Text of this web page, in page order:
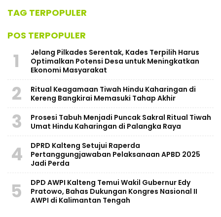
TAG TERPOPULER
POS TERPOPULER
1
Jelang Pilkades Serentak, Kades Terpilih Harus
Optimalkan Potensi Desa untuk Meningkatkan
Ekonomi Masyarakat
2
Ritual Keagamaan Tiwah Hindu Kaharingan di
Kereng Bangkirai Memasuki Tahap Akhir
3
Prosesi Tabuh Menjadi Puncak Sakral Ritual Tiwah
Umat Hindu Kaharingan di Palangka Raya
4
​DPRD Kalteng Setujui Raperda
Pertanggungjawaban Pelaksanaan APBD 2025
Jadi Perda
5
DPD AWPI Kalteng Temui Wakil Gubernur Edy
Pratowo, Bahas Dukungan Kongres Nasional II
AWPI di Kalimantan Tengah